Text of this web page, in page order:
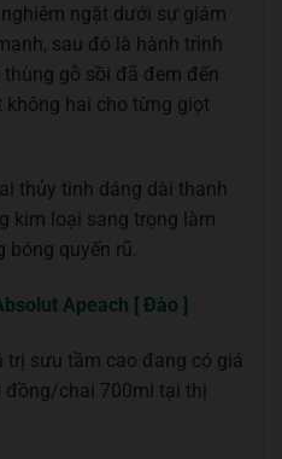
ngặt dưới sự giám
sau đó là hành trình
gỗ sồi đã đem đến
hai cho từng giọt
thủy tinh dáng dài thanh
kim loại sang trọng làm
quyến rũ.
Apeach [ Đào ]
trị sưu tầm cao đang có giá
đồng/chai 700ml tại thị